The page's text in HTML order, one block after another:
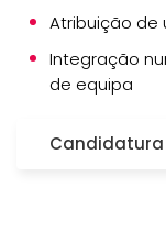
Atribuição de
Integração
de equipa
Candidatura